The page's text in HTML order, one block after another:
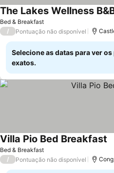
Bed & Breakfast
The Lakes Wellness
/ Pontuação não disponível
Selecione as datas para ver
exatos.
Bed & Breakfast
Villa Pio Bed Breakfast
/ Pontuação não disponível